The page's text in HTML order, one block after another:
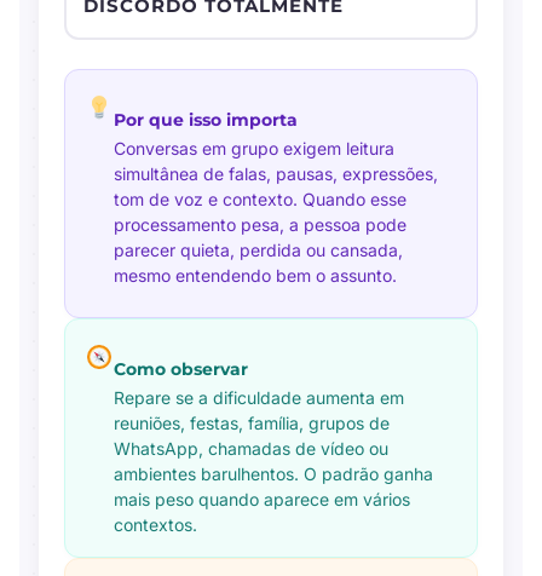
DISCORDO TOTALMENTE
Por que isso importa
Conversas em grupo exigem leitura
simultânea de falas, pausas, expressões,
tom de voz e contexto. Quando esse
processamento pesa, a pessoa pode
parecer quieta, perdida ou cansada,
mesmo entendendo bem o assunto.
Como observar
Repare se a dificuldade aumenta em
reuniões, festas, família, grupos de
WhatsApp, chamadas de vídeo ou
ambientes barulhentos. O padrão ganha
mais peso quando aparece em vários
contextos.